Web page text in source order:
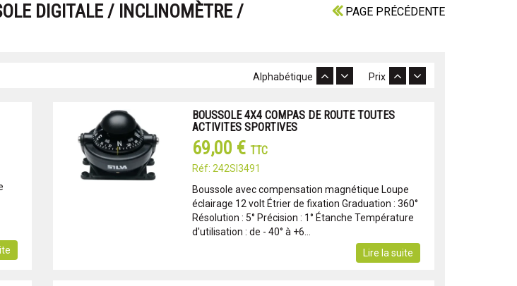
PAGE PRÉCÉDENTE
DIGITALE / INCLINOMÈTRE /
Prix
Alphabétique
BOUSSOLE 4X4 COMPAS DE ROUTE TOUTES
ACTIVITES SPORTIVES
69,00 € TTC
Réf: 242SI3491
Boussole avec compensation magnétique Loupe
éclairage 12 volt Étrier de fixation Graduation : 360°
Résolution : 5° Précision : 1° Étanche Température
d'utilisation : de - 40° à +6...
Lire la suite